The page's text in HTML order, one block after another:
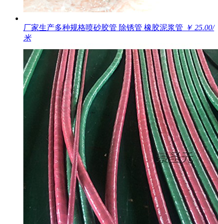
厂家生产多种规格喷砂胶管 除锈管 橡胶泥浆管 ￥ 25.00/
米